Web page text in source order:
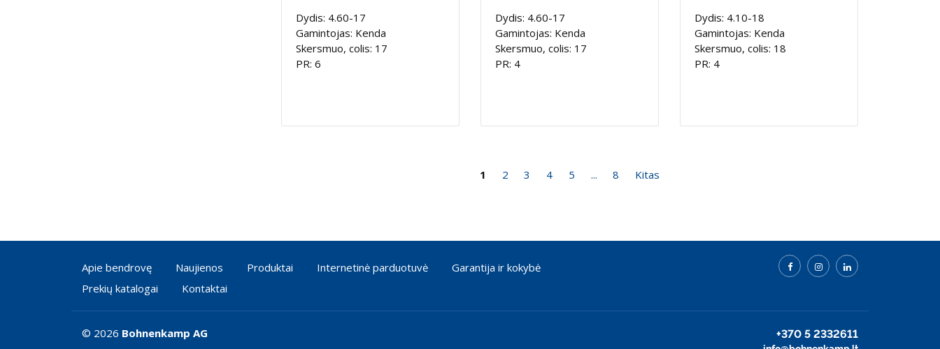
Dydis: 4.60-17
Gamintojas: Kenda
Skersmuo, colis: 17
PR: 6
Dydis: 4.60-17
Gamintojas: Kenda
Skersmuo, colis: 17
PR: 4
Dydis: 4.10-18
Gamintojas: Kenda
Skersmuo, colis: 18
PR: 4
1 2 3 4 5 ... 8 Kitas
Apie bendrovę Naujienos Produktai Internetinė parduotuvė
Garantija ir kokybė
Prekių katalogai
Kontaktai
+370 5 2332611
© 2026 Bohnenkamp AG